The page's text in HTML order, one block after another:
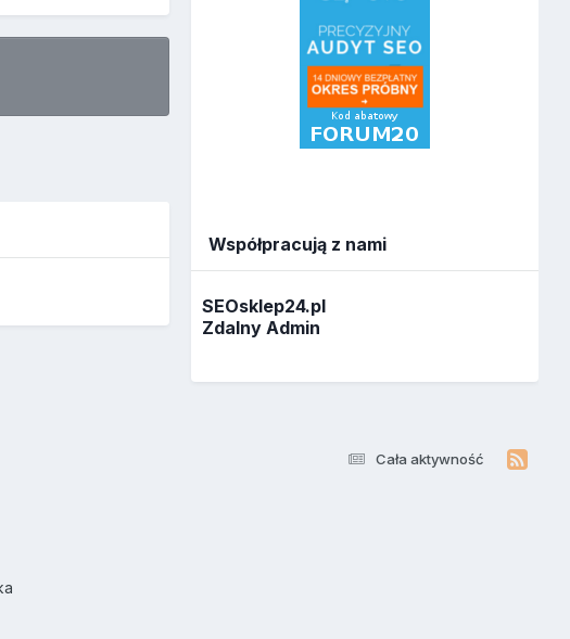
Współpracują z nami
SEOsklep24.pl
Zdalny Admin
Cała aktywność